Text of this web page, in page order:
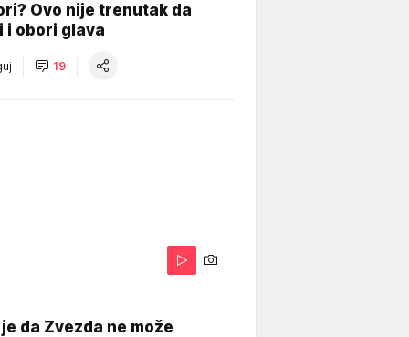
Ovo nije trenutak da
i obori glava
19
da Zvezda ne može